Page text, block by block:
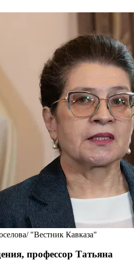
"Вестник Кавказа"
профессор Татьяна